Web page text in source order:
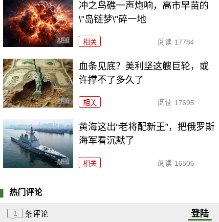
冲之鸟礁一声炮响，高市早苗的
\"岛链梦\"碎一地
相关 阅读 17784
血条见底？美利坚这艘巨轮，或
许撑不了多久了
相关 阅读 17695
黄海这出“老将配新王”，把俄罗斯
海军看沉默了
相关 阅读 16506
热门评论
1 条评论 登陆